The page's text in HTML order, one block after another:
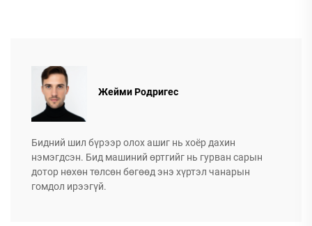
Жейми Родригес
Бидний шил бүрээр олох ашиг нь хоёр дахин
нэмэгдсэн. Бид машиний өртгийг нь гурван сарын
дотор нөхөн төлсөн бөгөөд энэ хүртэл чанарын
гомдол ирээгүй.